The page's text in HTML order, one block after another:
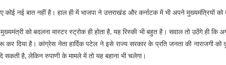
कोई नई बात नहीं है। हाल ही में भाजपा ने उत्तराखंड और कर्नाटक में भी अपने मुख्यमंत्रियों को
को बदलना मास्टर स्ट्रोक ही होता है, यह रिस्की भी बहुत है। सवाल तो उठेंगे ही कि
कर दिया है। कांग्रेस नेता हार्दिक पटेल ने इसे राज्य सरकार के प्रति जनता की नाराजगी को
दे सकती है, लेकिन रुपाणी के मामले में तो यह बहाना भी चलेगा।